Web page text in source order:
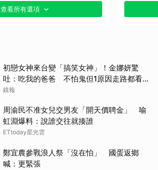
查看所有選項
初戀女神來台變「搞笑女神」！金娜妍驚
吐：吃我的爸爸 不怕鬼但1原因走路都看地
上
鏡報
周渝民不准女兒交男友「開天價聘金」 喻
虹淵爆料：說誰交往就揍誰
ETtoday星光雲
鄭宜農參戰浪人祭「沒在怕」 國蛋返鄉
喊：更緊張